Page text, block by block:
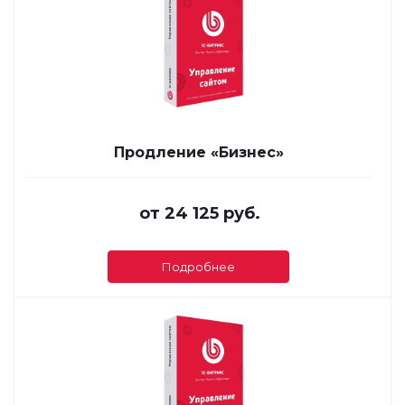
Продление «Бизнес»
от 24 125 руб.
Подробнее